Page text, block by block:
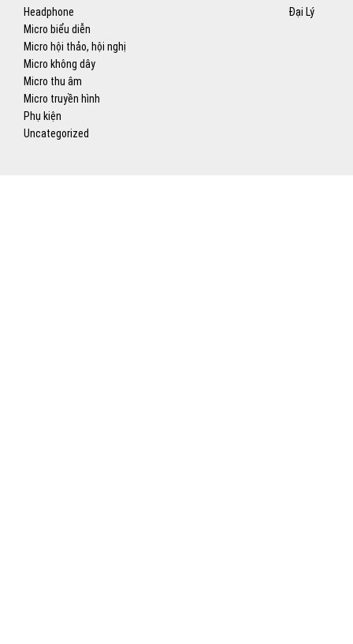
Headphone
Micro biểu diễn
Micro hội thảo, hội nghị
Micro không dây
Micro thu âm
Micro truyền hình
Phụ kiện
Uncategorized
Đại Lý